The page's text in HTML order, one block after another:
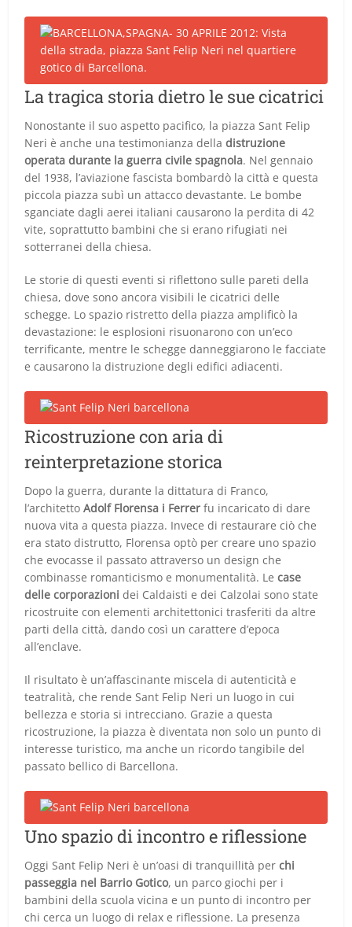
La tragica storia dietro le sue cicatrici
Nonostante il suo aspetto pacifico, la piazza Sant Felip
Neri è anche una testimonianza delladistruzione
operata durante la guerra civile spagnola. Nel gennaio
del 1938, l’aviazione fascista bombardò la città e questa
piccola piazza subì un attacco devastante. Le bombe
sganciate dagli aerei italiani causarono la perdita di 42
vite, soprattutto bambini che si erano rifugiati nei
sotterranei della chiesa.
Le storie di questi eventi si riflettono sulle pareti della
chiesa, dove sono ancora visibili le cicatrici delle
schegge. Lo spazio ristretto della piazza amplificò la
devastazione: le esplosioni risuonarono con un’eco
terrificante, mentre le schegge danneggiarono le facciate
e causarono la distruzione degli edifici adiacenti.
Ricostruzione con aria di
reinterpretazione storica
Dopo la guerra, durante la dittatura di Franco,
l’architettoAdolf Florensa i Ferrer fu incaricato di dare
nuova vita a questa piazza. Invece di restaurare ciò che
era stato distrutto, Florensa optò per creare uno spazio
che evocasse il passato attraverso un design che
combinasse romanticismo e monumentalità. Lecase
delle corporazioni dei Caldaisti e dei Calzolai sono state
ricostruite con elementi architettonici trasferiti da altre
parti della città, dando così un carattere d’epoca
all’enclave.
Il risultato è un’affascinante miscela di autenticità e
teatralità, che rende Sant Felip Neri un luogo in cui
bellezza e storia si intrecciano. Grazie a questa
ricostruzione, la piazza è diventata non solo un punto di
interesse turistico, ma anche un ricordo tangibile del
passato bellico di Barcellona.
Uno spazio di incontro e riflessione
Oggi Sant Felip Neri è un’oasi di tranquillità perchi
passeggia nel Barrio Gotico, un parco giochi per i
bambini della scuola vicina e un punto di incontro per
chi cerca un luogo di relax e riflessione. La presenza